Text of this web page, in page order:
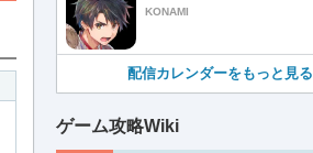
KONAMI
配信カレンダーをもっと見る
ゲーム攻略Wiki